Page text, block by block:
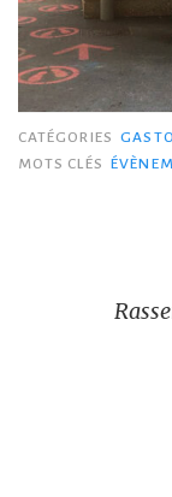
CATÉGORIES
MOTS CLÉS